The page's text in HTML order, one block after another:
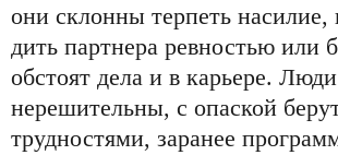
они склонны терпеть насилие,
дить партнера ревностью
обстоят дела и в карьере.
нерешительны, с опаской
трудностями, заранее